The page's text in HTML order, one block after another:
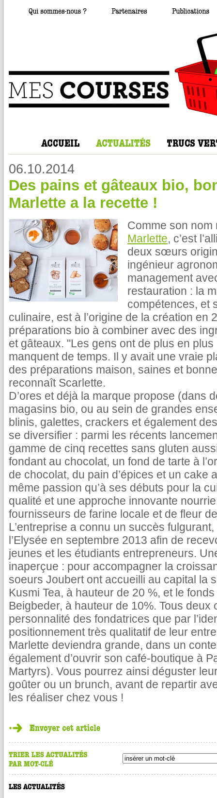
06.10.2014
Des pains et gâteaux bio,
Marlette a la recette !
Comme son nom
Marlette, c’est
deux sœurs
ingénieur
management
restauration : la
compétences, et
culinaire, est à l’origine de la création en
préparations bio à combiner avec des
et gâteaux. "Les gens ont de plus en
manquent de temps. Il y avait une vraie
des préparations maison, saines et
reconnaît Scarlette.
D’ores et déjà la marque propose (dans
magasins bio, ou au sein de grandes
blinis, galettes, crackers et également
se diversifier : parmi les récents
gamme de cinq recettes sans gluten
fondant au chocolat, un fond de tarte à
de chocolat, du pain d’épices et un cake
même passion qu’à ses débuts pour la
qualité et une approche innovante
fournisseurs de farine locale et de fleur
L’entreprise a connu un succès
l’Elysée en septembre 2013 afin de
jeunes et les étudiants entrepreneurs.
inaperçue : pour accompagner la
soeurs Joubert ont accueilli au capital la
Kusmi Tea, à hauteur de 20 %, et le
Beigbeder, à hauteur de 10%. Tous deux
personnalité des fondatrices que par
positionnement très qualitatif de leur
Marlette deviendra grande, dans un
également d’ouvrir son café-boutique à
Martyrs). Vous pourrez ainsi déguster
goûter ou un brunch, avant de repartir
les réaliser chez vous !